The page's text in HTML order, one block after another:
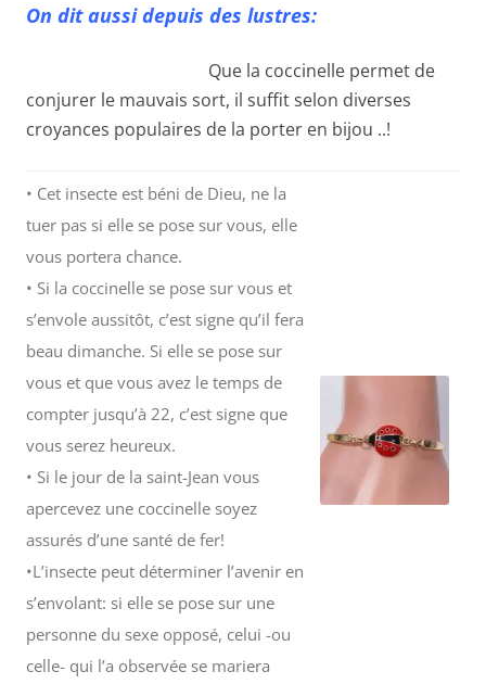
On dit aussi depuis des lustres:
Que la coccinelle permet de
conjurer le mauvais sort, il suffit selon diverses
croyances populaires de la porter en bijou ..!
• Cet insecte est béni de Dieu, ne la
tuer pas si elle se pose sur vous, elle
vous portera chance.
• Si la coccinelle se pose sur vous et
s’envole aussitôt, c’est signe qu’il fera
beau dimanche. Si elle se pose sur
vous et que vous avez le temps de
compter jusqu’à 22, c’est signe que
vous serez heureux.
• Si le jour de la saint-Jean vous
apercevez une coccinelle soyez
assurés d’une santé de fer!
•L’insecte peut déterminer l’avenir en
s’envolant: si elle se pose sur une
personne du sexe opposé, celui -ou
celle- qui l’a observée se mariera